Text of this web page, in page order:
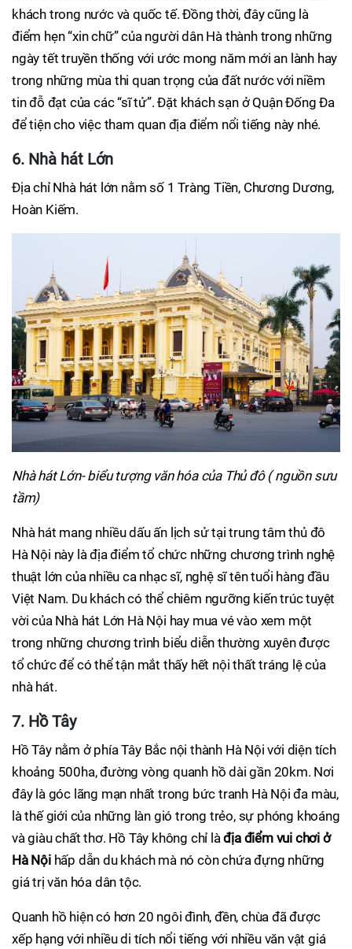
khách trong nước và quốc tế. Đồng thời, đây cũng là
điểm hẹn “xin chữ” của người dân Hà thành trong những
ngày tết truyền thống với ước mong năm mới an lành hay
trong những mùa thi quan trọng của đất nước với niềm
tin đỗ đạt của các “sĩ tử”. Đặt khách sạn ở Quận Đống Đa
để tiện cho việc tham quan địa điểm nổi tiếng này nhé.
6. Nhà hát Lớn
Địa chỉ Nhà hát lớn nằm số 1 Tràng Tiền, Chương Dương,
Hoàn Kiếm.
Nhà hát Lớn- biểu tượng văn hóa của Thủ đô ( nguồn sưu
tầm)
Nhà hát mang nhiều dấu ấn lịch sử tại trung tâm thủ đô
Hà Nội này là địa điểm tổ chức những chương trình nghệ
thuật lớn của nhiều ca nhạc sĩ, nghệ sĩ tên tuổi hàng đầu
Việt Nam. Du khách có thể chiêm ngưỡng kiến trúc tuyệt
vời của Nhà hát Lớn Hà Nội hay mua vé vào xem một
trong những chương trình biểu diễn thường xuyên được
tổ chức để có thể tận mắt thấy hết nội thất tráng lệ của
nhà hát.
7. Hồ Tây
Hồ Tây nằm ở phía Tây Bắc nội thành Hà Nội với diện tích
khoảng 500ha, đường vòng quanh hồ dài gần 20km. Nơi
đây là góc lãng mạn nhất trong bức tranh Hà Nội đa màu,
là thế giới của những làn gió trong trẻo, sự phóng khoáng
và giàu chất thơ. Hồ Tây không chỉ làđịa điểm vui chơi ở
Hà Nộihấp dẫn du khách mà nó còn chứa đựng những
giá trị văn hóa dân tộc.
Quanh hồ hiện có hơn 20 ngôi đình, đền, chùa đã được
xếp hạng với nhiều di tích nổi tiếng với nhiều văn vật giá